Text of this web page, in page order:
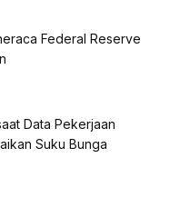
Federal Reserve
Data Pekerjaan
Suku Bunga